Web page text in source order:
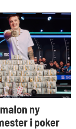
ny
i poker